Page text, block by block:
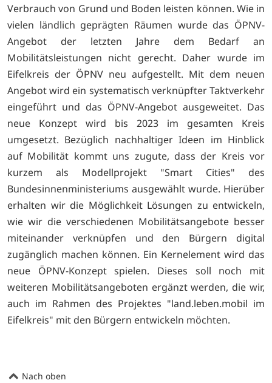
Verbrauch von Grund und Boden leisten können. Wie in
vielen ländlich geprägten Räumen wurde das ÖPNV-
Angebot der letzten Jahre dem Bedarf an
Mobilitätsleistungen nicht gerecht. Daher wurde im
Eifelkreis der ÖPNV neu aufgestellt. Mit dem neuen
Angebot wird ein systematisch verknüpfter Taktverkehr
eingeführt und das ÖPNV-Angebot ausgeweitet. Das
neue Konzept wird bis 2023 im gesamten Kreis
umgesetzt. Bezüglich nachhaltiger Ideen im Hinblick
auf Mobilität kommt uns zugute, dass der Kreis vor
kurzem als Modellprojekt "Smart Cities" des
Bundesinnenministeriums ausgewählt wurde. Hierüber
erhalten wir die Möglichkeit Lösungen zu entwickeln,
wie wir die verschiedenen Mobilitätsangebote besser
miteinander verknüpfen und den Bürgern digital
zugänglich machen können. Ein Kernelement wird das
neue ÖPNV-Konzept spielen. Dieses soll noch mit
weiteren Mobilitätsangeboten ergänzt werden, die wir,
auch im Rahmen des Projektes "land.leben.mobil im
Eifelkreis" mit den Bürgern entwickeln möchten.
Nach oben